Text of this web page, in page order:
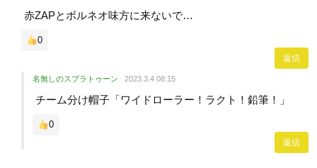
赤ZAPとボルネオ味方に来ないで…
0
返信
名無しのスプラトゥーン 2023.3.4 08:15
チーム分け帽子「ワイドローラー！ラクト！鉛筆！」
0
返信